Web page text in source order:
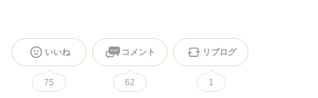
いいね
75
コメント
62
リブログ
1